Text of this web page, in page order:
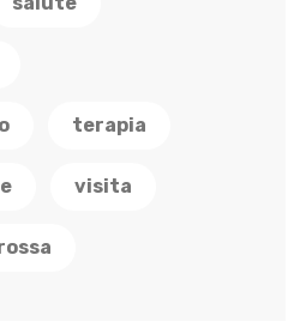
terapia
visita